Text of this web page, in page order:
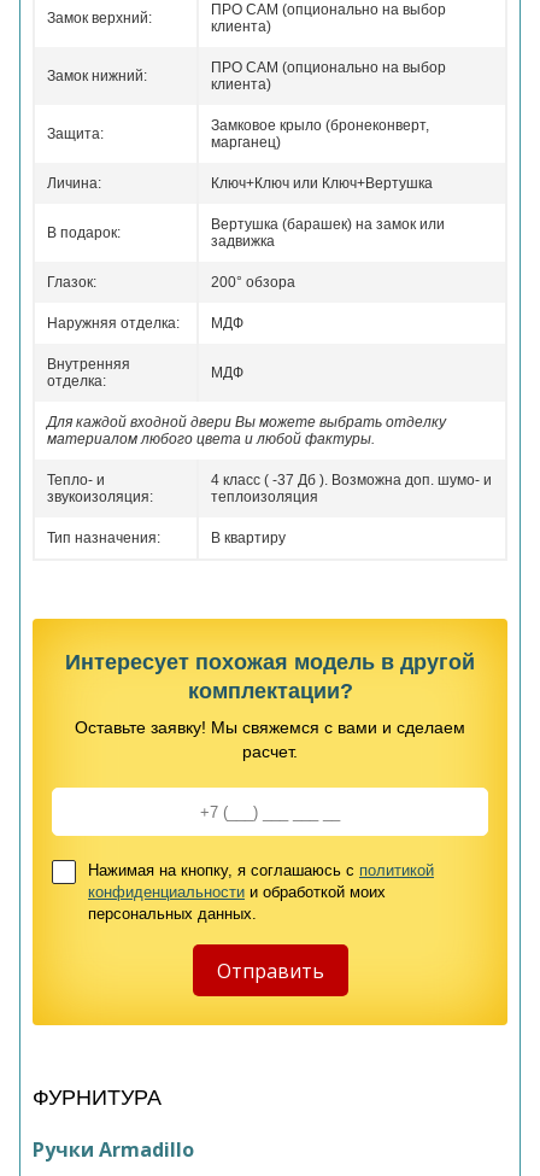
Замок верхний:
ПРО САМ (опционально на выбор
клиента)
Замок нижний:
ПРО САМ (опционально на выбор
клиента)
Защита:
Замковое крыло (бронеконверт,
марганец)
Личина: Ключ+Ключ или Ключ+Вертушка
В подарок:
Вертушка (барашек) на замок или
задвижка
Глазок: 200° обзора
Наружняя отделка: МДФ
Внутренняя
отделка:
МДФ
Для каждой входной двери Вы можете выбрать отделку
материалом любого цвета и любой фактуры.
Тепло- и
звукоизоляция:
4 класс ( -37 Дб ). Возможна доп. шумо- и
теплоизоляция
Тип назначения: В квартиру
Интересует похожая модель в другой
комплектации?
Оставьте заявку! Мы свяжемся с вами и сделаем
расчет.
Нажимая на кнопку, я соглашаюсь с политикой
конфиденциальности и обработкой моих
персональных данных.
ФУРНИТУРА
Ручки Armadillo